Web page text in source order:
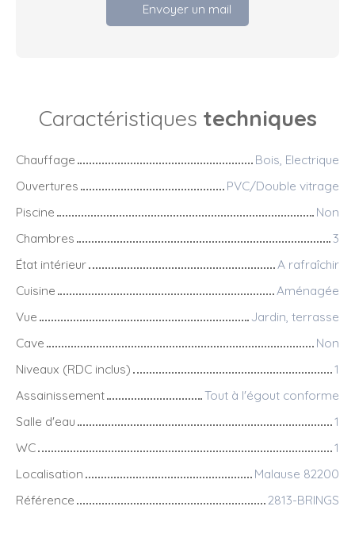
Envoyer un mail
Caractéristiques techniques
Chauffage
Bois, Electrique
Ouvertures
PVC/Double vitrage
Piscine
Non
Chambres
3
État intérieur
A rafraîchir
Cuisine
Aménagée
Vue
Jardin, terrasse
Cave
Non
Niveaux (RDC inclus)
1
Assainissement
Tout à l'égout conforme
Salle d'eau
1
WC
1
Localisation
Malause 82200
Référence
2813-BRINGS